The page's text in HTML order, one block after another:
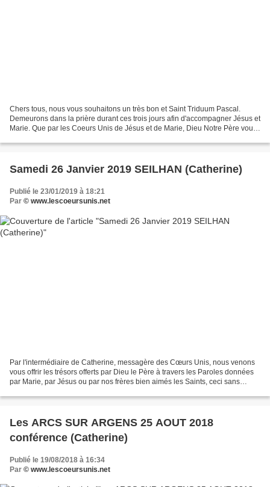
Chers tous, nous vous souhaitons un très bon et Saint Triduum Pascal.
Demeurons dans la prière durant ces trois jours afin d'accompagner Jésus et
Marie. Que par les Coeurs Unis de Jésus et de Marie, Dieu Notre Père vous
Samedi 26 Janvier 2019 SEILHAN (Catherine)
Publié le 23/01/2019 à 18:21
Par © www.lescoeursunis.net
Par l'intermédiaire de Catherine, messagère des Cœurs Unis, nous venons
vous offrir les trésors offerts par Dieu le Père à travers les Paroles données
par Marie, par Jésus ou par nos frères bien aimés les Saints, ceci sans
Les ARCS SUR ARGENS 25 AOUT 2018
conférence (Catherine)
Publié le 19/08/2018 à 16:34
Par © www.lescoeursunis.net